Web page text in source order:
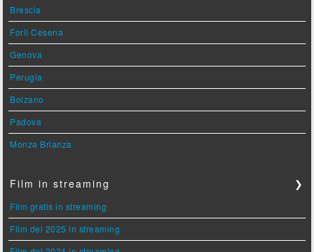
Brescia
Forlì Cesena
Genova
Perugia
Bolzano
Padova
Monza Brianza
Film in streaming ❯
Film gratis in streaming
Film del 2025 in streaming